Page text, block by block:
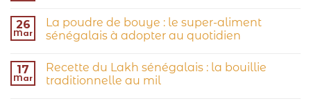
26
Mar
La poudre de bouye : le super-aliment
sénégalais à adopter au quotidien
17
Mar
Recette du Lakh sénégalais : la bouillie
traditionnelle au mil